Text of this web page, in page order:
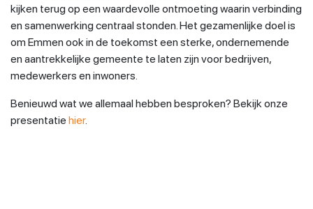
kijken terug op een waardevolle ontmoeting waarin verbinding
en samenwerking centraal stonden. Het gezamenlijke doel is
om Emmen ook in de toekomst een sterke, ondernemende
en aantrekkelijke gemeente te laten zijn voor bedrijven,
medewerkers en inwoners.
Benieuwd wat we allemaal hebben besproken? Bekijk onze
presentatie hier.